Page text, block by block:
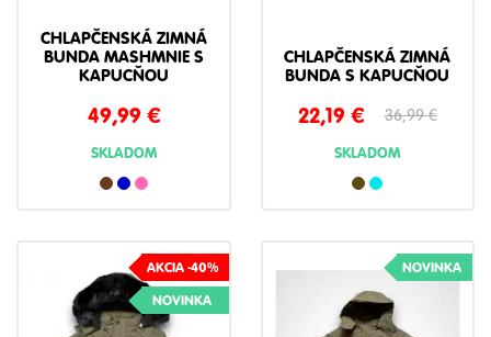
CHLAPČENSKÁ ZIMNÁ
BUNDA MASHMNIE S
KAPUCŇOU
49,99 €
SKLADOM
CHLAPČENSKÁ ZIMNÁ
BUNDA S KAPUCŇOU
22,19 € 36,99€
SKLADOM
AKCIA -40%
NOVINKA
NOVINKA